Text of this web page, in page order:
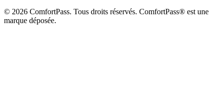
© 2026 ComfortPass. Tous droits réservés. ComfortPass® est une
marque déposée.